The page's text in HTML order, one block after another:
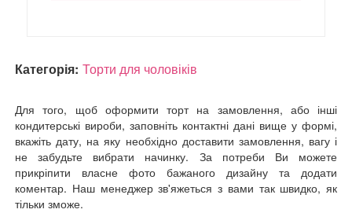
Категорія: Торти для чоловіків
Для того, щоб оформити торт на замовлення, або інші
кондитерські вироби, заповніть контактні дані вище у формі,
вкажіть дату, на яку необхідно доставити замовлення, вагу і
не забудьте вибрати начинку. За потреби Ви можете
прикріпити власне фото бажаного дизайну та додати
коментар. Наш менеджер зв'яжеться з вами так швидко, як
тільки зможе.